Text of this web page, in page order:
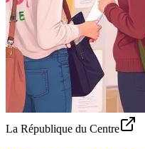
La République du Centre